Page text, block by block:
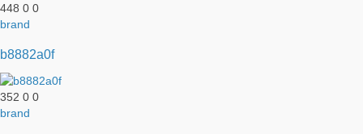
448 0 0
brand
b8882a0f
352 0 0
brand